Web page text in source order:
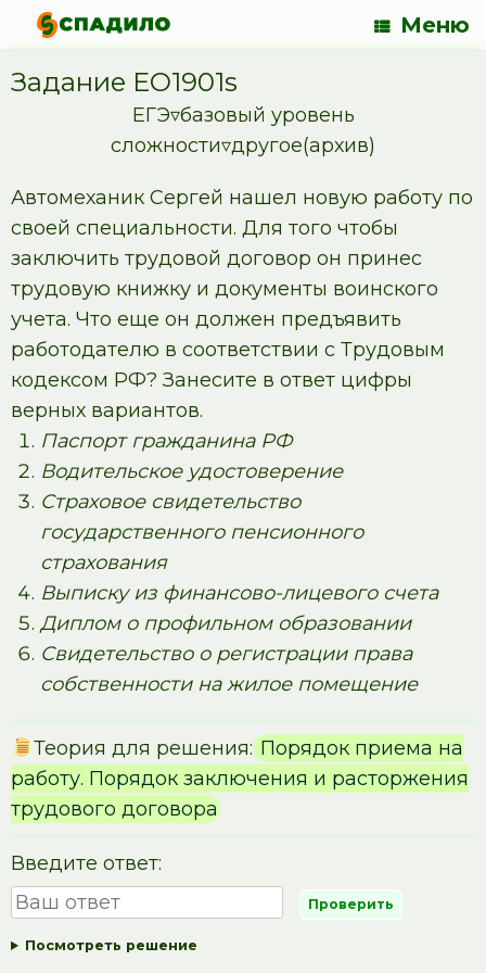
Меню
Задание EO1901s
ЕГЭ▿базовый уровень
сложности▿другое(архив)
Автомеханик Сергей нашел новую работу по
своей специальности. Для того чтобы
заключить трудовой договор он принес
трудовую книжку и документы воинского
учета. Что еще он должен предъявить
работодателю в соответствии с Трудовым
кодексом РФ? Занесите в ответ цифры
верных вариантов.
Паспорт гражданина РФ
Водительское удостоверение
Страховое свидетельство
государственного пенсионного
страхования
Выписку из финансово-лицевого счета
Диплом о профильном образовании
Свидетельство о регистрации права
собственности на жилое помещение
Теория для решения:Порядок приема на
работу. Порядок заключения и расторжения
трудового договора
Введите ответ:
Посмотреть решение